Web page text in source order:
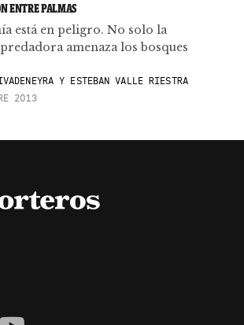
ENTRE PALMAS
está en peligro. No solo la
amenaza los bosques
Y ESTEBAN VALLE RIESTRA
2013